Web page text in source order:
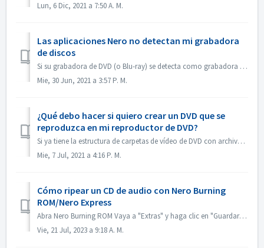
Lun, 6 Dic, 2021 a 7:50 A. M.
Las aplicaciones Nero no detectan mi grabadora
de discos
Si su grabadora de DVD (o Blu-ray) se detecta como grabadora de CD, consulte este artículo: https://nerosupport.freshdesk.com/en/support/solutions/articles...
Mie, 30 Jun, 2021 a 3:57 P. M.
¿Qué debo hacer si quiero crear un DVD que se
reproduzca en mi reproductor de DVD?
Si ya tiene la estructura de carpetas de vídeo de DVD con archivos .VOB, .IFO/.BUP, puede utilizar Nero BurningROM para grabar un DVD. 1. Nueva compilación....
Mie, 7 Jul, 2021 a 4:16 P. M.
Cómo ripear un CD de audio con Nero Burning
ROM/Nero Express
Abra Nero Burning ROM Vaya a "Extras" y haga clic en "Guardar pistas de audio". En la pestaña "fuente", selecciona las pist...
Vie, 21 Jul, 2023 a 9:18 A. M.